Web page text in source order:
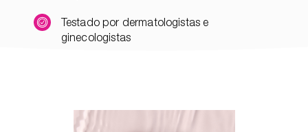
Testado por dermatologistas e
ginecologistas